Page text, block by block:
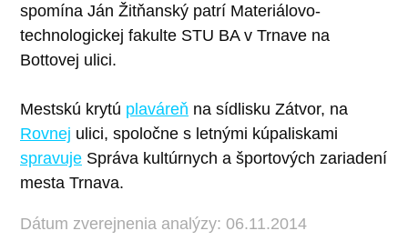
spomína Ján Žitňanský patrí Materiálovo-
technologickej fakulte STU BA v Trnave na
Bottovej ulici.
Mestskú krytú plaváreň na sídlisku Zátvor, na
Rovnej ulici, spoločne s letnými kúpaliskami
spravuje Správa kultúrnych a športových zariadení
mesta Trnava.
Dátum zverejnenia analýzy: 06.11.2014